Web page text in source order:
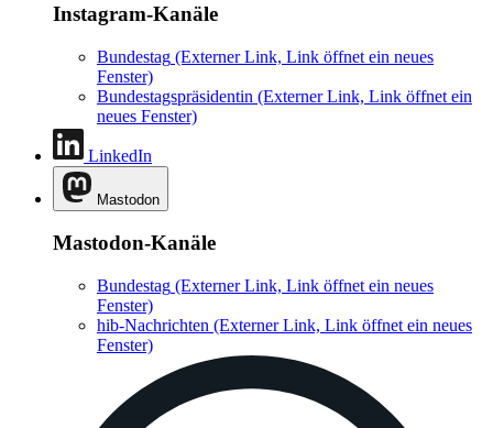
Instagram-Kanäle
Bundestag (Externer Link, Link öffnet ein neues
Fenster)
Bundestagspräsidentin (Externer Link, Link öffnet ein
neues Fenster)
LinkedIn
Mastodon
Mastodon-Kanäle
Bundestag (Externer Link, Link öffnet ein neues
Fenster)
hib-Nachrichten (Externer Link, Link öffnet ein neues
Fenster)